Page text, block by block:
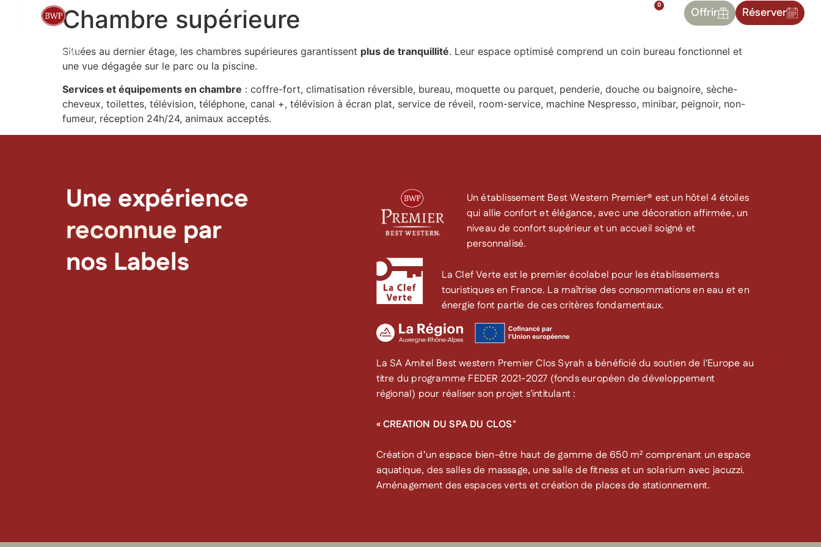
Hôtel Restaurant 0 Offrir Réserver
Chambre supérieure
Situées au dernier étage, les chambres supérieures garantissent plus de tranquillité. Leur espace optimisé comprend un coin bureau fonctionnel et
une vue dégagée sur le parc ou la piscine.
Services et équipements en chambre : coffre-fort, climatisation réversible, bureau, moquette ou parquet, penderie, douche ou baignoire, sèche-
cheveux, toilettes, télévision, téléphone, canal +, télévision à écran plat, service de réveil, room-service, machine Nespresso, minibar, peignoir, non-
fumeur, réception 24h/24, animaux acceptés.
Une expérience
reconnue par
nos Labels
Un établissement Best Western Premier® est un hôtel 4 étoiles
qui allie confort et élégance, avec une décoration affirmée, un
niveau de confort supérieur et un accueil soigné et
personnalisé.
La Clef Verte est le premier écolabel pour les établissements
touristiques en France. La maîtrise des consommations en eau et en
énergie font partie de ces critères fondamentaux.
La SA Amitel Best western Premier Clos Syrah a bénéficié du soutien de l'Europe au
titre du programme FEDER 2021-2027 (fonds européen de développement
régional) pour réaliser son projet s'intitulant :
« CREATION DU SPA DU CLOS"
Création d’un espace bien-être haut de gamme de 650 m² comprenant un espace
aquatique, des salles de massage, une salle de fitness et un solarium avec jacuzzi.
Aménagement des espaces verts et création de places de stationnement.